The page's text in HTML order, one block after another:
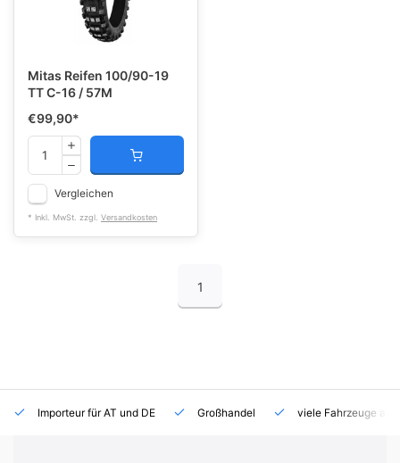
Mitas Reifen 100/90-19
TT C-16 / 57M
€99,90*
Vergleichen
* Inkl. MwSt. zzgl. Versandkosten
1
Importeur für AT und DE Großhandel viele Fahrzeuge auf